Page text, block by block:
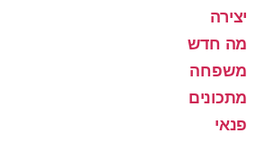
יצירה
מה חדש
משפחה
מתכונים
פנאי